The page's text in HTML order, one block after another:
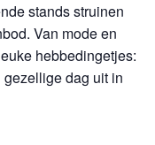
stands struinen
Van mode en
hebbedingetjes:
dag uit in